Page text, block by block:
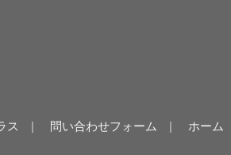
ス 問い合わせフォーム ホーム